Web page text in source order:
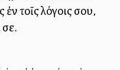
τοῖς λόγοις σου,
σε.